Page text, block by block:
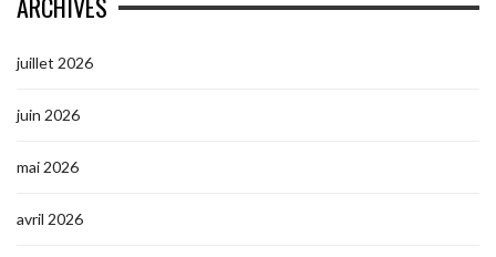
juillet 2026
juin 2026
mai 2026
avril 2026